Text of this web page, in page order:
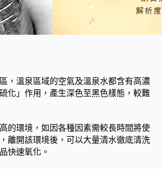
，溫泉區域的空氣及溫泉水都含有高濃
化」作用，產生深色至黑色樣態，較難
的環境，如因各種因素需較長時間將使
離開該環境後，可以大量清水徹底清洗
快速氧化。